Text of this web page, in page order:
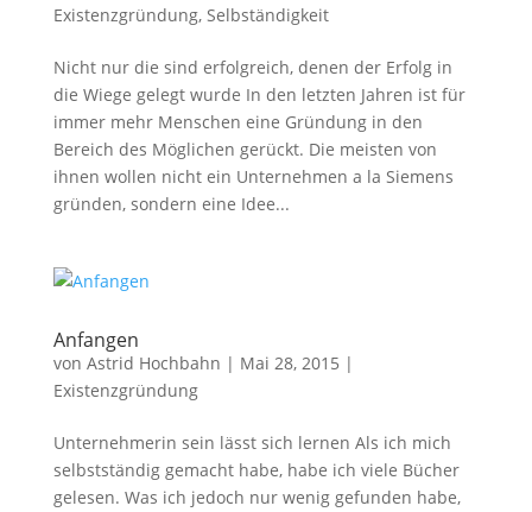
Existenzgründung, Selbständigkeit
Nicht nur die sind erfolgreich, denen der Erfolg in
die Wiege gelegt wurde In den letzten Jahren ist für
immer mehr Menschen eine Gründung in den
Bereich des Möglichen gerückt. Die meisten von
ihnen wollen nicht ein Unternehmen a la Siemens
gründen, sondern eine Idee...
Anfangen
von Astrid Hochbahn | Mai 28, 2015 |
Existenzgründung
Unternehmerin sein lässt sich lernen Als ich mich
selbstständig gemacht habe, habe ich viele Bücher
gelesen. Was ich jedoch nur wenig gefunden habe,